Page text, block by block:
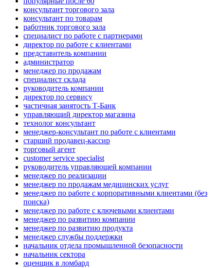
консультант торгового зала
консультант по товарам
работник торгового зала
специалист по работе с партнерами
директор по работе с клиентами
представитель компании
администратор
менеджер по продажам
специалист склада
руководитель компании
директор по сервису
частичная занятость Т-Банк
управляющий директор магазина
технолог консультант
менеджер-консультант по работе с клиентами
старший продавец-кассир
торговый агент
customer service specialist
руководитель управляющей компании
менеджер по реализации
менеджер по продажам медицинских услуг
менеджер по работе с корпоративными клиентами (без
поиска)
менеджер по работе с ключевыми клиентами
менеджер по развитию компании
менеджер по развитию продукта
менеджер службы поддержки
начальник отдела промышленной безопасности
начальник сектора
оценщик в ломбард